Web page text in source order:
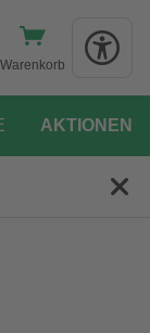
Warenkorb
AKTIONEN